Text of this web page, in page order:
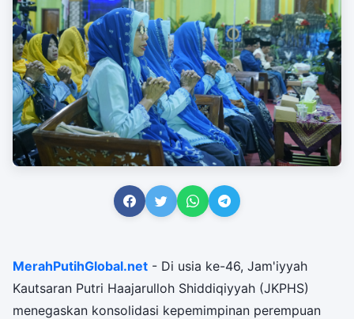
MerahPutihGlobal.net - Di usia ke-46, Jam'iyyah
Kautsaran Putri Haajarulloh Shiddiqiyyah (JKPHS)
menegaskan konsolidasi kepemimpinan perempuan